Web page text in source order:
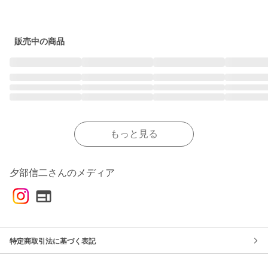
販売中の商品
もっと見る
夕部信二さんのメディア
特定商取引法に基づく表記